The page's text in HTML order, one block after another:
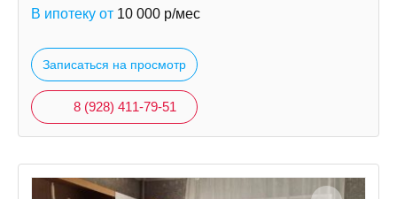
В ипотеку от 10 000 р/мес
Записаться на просмотр
8 (928) 411-79-51